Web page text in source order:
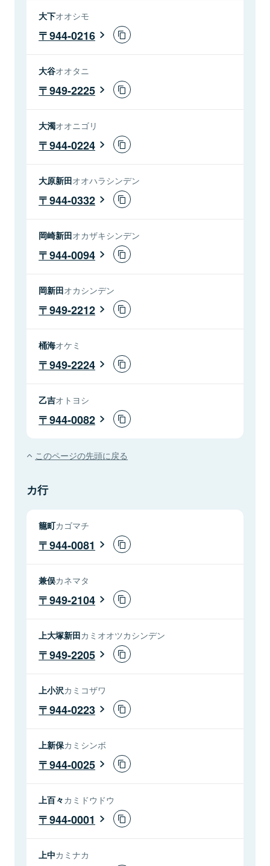
大下オオシモ
944-0216
大谷オオタニ
949-2225
大濁オオニゴリ
944-0224
大原新田オオハラシンデン
944-0332
岡崎新田オカザキシンデン
944-0094
岡新田オカシンデン
949-2212
桶海オケミ
949-2224
乙吉オトヨシ
944-0082
このページの先頭に戻る
カ行
籠町カゴマチ
944-0081
兼俣カネマタ
949-2104
上大塚新田カミオオツカシンデン
949-2205
上小沢カミコザワ
944-0223
上新保カミシンボ
944-0025
上百々カミドウドウ
944-0001
上中カミナカ